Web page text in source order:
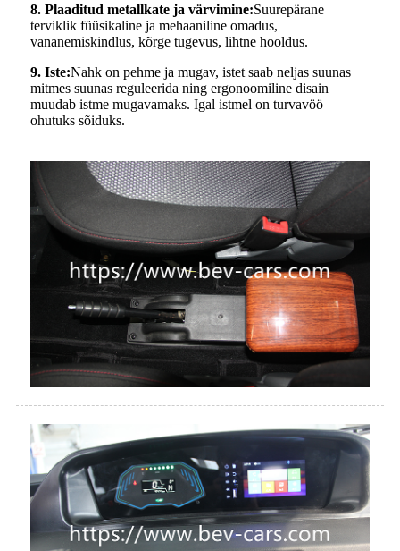
8. Plaaditud metallkate ja värvimine:Suurepärane
terviklik füüsikaline ja mehaaniline omadus,
vananemiskindlus, kõrge tugevus, lihtne hooldus.
9. Iste:Nahk on pehme ja mugav, istet saab neljas suunas
mitmes suunas reguleerida ning ergonoomiline disain
muudab istme mugavamaks. Igal istmel on turvavöö
ohutuks sõiduks.